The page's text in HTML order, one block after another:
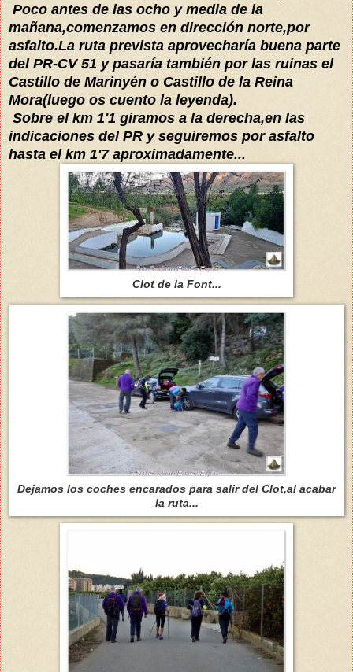
Poco antes de las ocho y media de la
mañana,comenzamos en dirección norte,por
asfalto.La ruta prevista aprovecharía buena parte
del PR-CV 51 y pasaría también por las ruinas el
Castillo de Marinyén o Castillo de la Reina
Mora(luego os cuento la leyenda).
Sobre el km 1'1 giramos a la derecha,en las
indicaciones del PR y seguiremos por asfalto
hasta el km 1'7 aproximadamente...
Clot de la Font...
Dejamos los coches encarados para salir del Clot,al acabar
la ruta...